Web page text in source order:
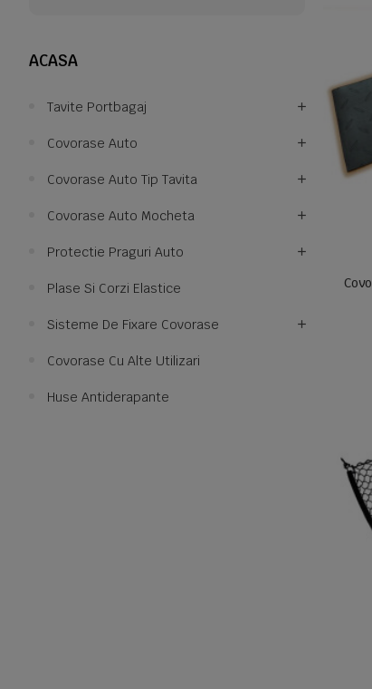
ACASA
Tavite Portbagaj
Covorase Auto
Covorase Auto Tip Tavita
Covorase Auto Mocheta
Protectie Praguri Auto
Plase Si Corzi Elastice
Sisteme De Fixare Covorase
Covorase Cu Alte Utilizari
Huse Antiderapante